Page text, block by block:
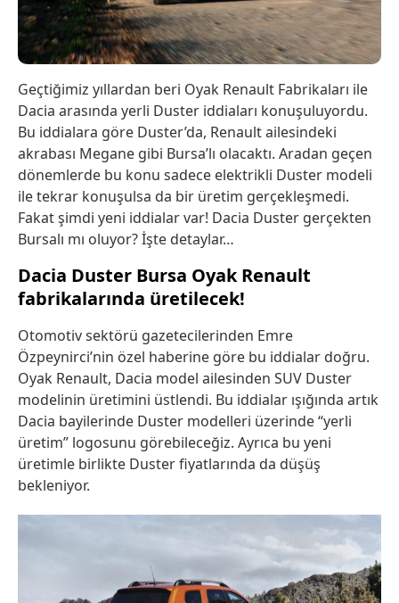
Geçtiğimiz yıllardan beri Oyak Renault Fabrikaları ile
Dacia arasında yerli Duster iddiaları konuşuluyordu.
Bu iddialara göre Duster’da, Renault ailesindeki
akrabası Megane gibi Bursa’lı olacaktı. Aradan geçen
dönemlerde bu konu sadece elektrikli Duster modeli
ile tekrar konuşulsa da bir üretim gerçekleşmedi.
Fakat şimdi yeni iddialar var! Dacia Duster gerçekten
Bursalı mı oluyor? İşte detaylar…
Dacia Duster Bursa Oyak Renault
fabrikalarında üretilecek!
Otomotiv sektörü gazetecilerinden Emre
Özpeynirci’nin özel haberine göre bu iddialar doğru.
Oyak Renault, Dacia model ailesinden SUV Duster
modelinin üretimini üstlendi. Bu iddialar ışığında artık
Dacia bayilerinde Duster modelleri üzerinde “yerli
üretim” logosunu görebileceğiz. Ayrıca bu yeni
üretimle birlikte Duster fiyatlarında da düşüş
bekleniyor.